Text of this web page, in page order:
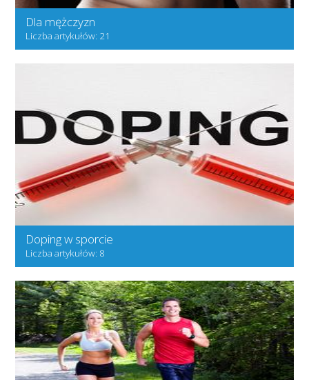
Dla mężczyzn
Liczba artykułów: 21
Doping w sporcie
Liczba artykułów: 8